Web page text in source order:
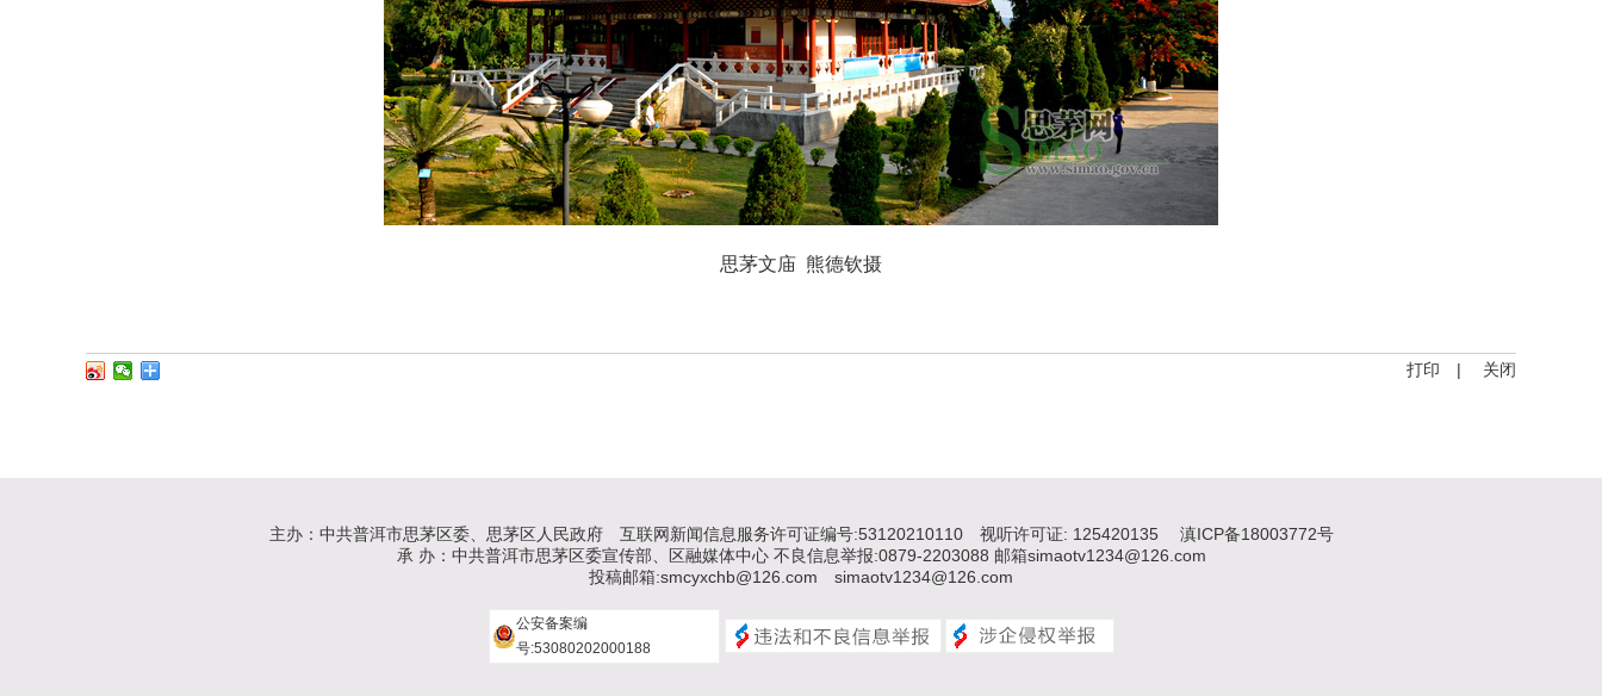
思茅文庙 熊德钦摄
打印 | 关闭
主办：中共普洱市思茅区委、思茅区人民政府 互联网新闻信息服务许可证编号:53120210110 视听许可证: 125420135
滇ICP备18003772号
承 办：中共普洱市思茅区委宣传部、区融媒体中心 不良信息举报:0879-2203088 邮箱simaotv1234@126.com
投稿邮箱:smcyxchb@126.com simaotv1234@126.com
公安备案编
号:53080202000188